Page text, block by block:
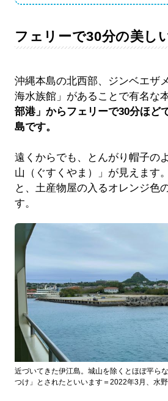
フェリーで30分の美し
沖縄本島の北西部、ジンベエザ
海水族館」があることで有名な
部港」からフェリーで30分ほど
島です。
遠くからでも、とんがり帽子の
山（ぐすくやま）」が見えます
と、土産物屋の入るオレンジ色
す。
近づいてきた伊江島。城山を除くとほぼ平ら
つけ」とされたといいます＝2022年3月、水